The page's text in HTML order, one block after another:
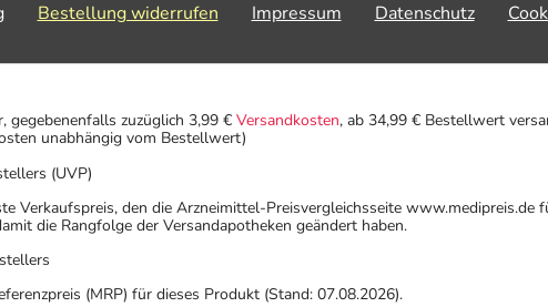
Bestellung widerrufen Impressum Datenschutz
gegebenenfalls zuzüglich 3,99 € Versandkosten, ab 34,99 € Bestellwert
unabhängig vom Bestellwert)
(UVP)
Verkaufspreis, den die Arzneimittel-Preisvergleichsseite
die Rangfolge der Versandapotheken geändert haben.
(MRP) für dieses Produkt (Stand: 07.08.2026).